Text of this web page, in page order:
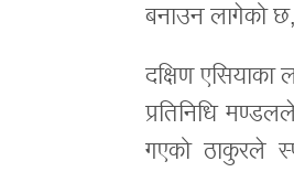
बनाउन लागेको
दक्षिण
प्रतिनिधि
गएको ठाकुरले